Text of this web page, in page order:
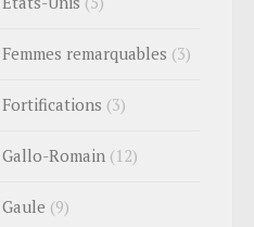
Femmes remarquables (3)
Fortifications (3)
Gallo-Romain (12)
Gaule (9)